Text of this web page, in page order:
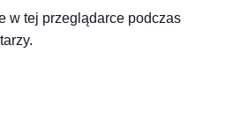
w tej przeglądarce podczas